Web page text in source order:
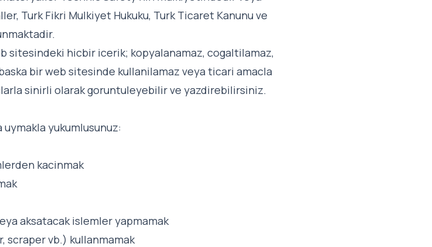
Turk Fikri Mulkiyet Hukuku, Turk Ticaret Kanunu ve
sitesindeki hicbir icerik; kopyalanamaz, cogaltilamaz,
bir web sitesinde kullanilamaz veya ticari amacla
sinirli olarak goruntuleyebilir ve yazdirebilirsiniz.
yukumlusunuz:
kacinmak
aksatacak islemler yapmamak
scraper vb.) kullanmamak